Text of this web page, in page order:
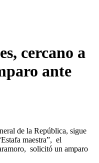
cercano a
ante
de la República, sigue
maestra”, el
solicitó un amparo